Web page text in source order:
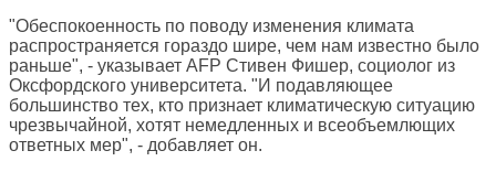
"Обеспокоенность по поводу изменения климата
распространяется гораздо шире, чем нам известно было
раньше", - указывает AFP Стивен Фишер, социолог из
Оксфордского университета. "И подавляющее
большинство тех, кто признает климатическую ситуацию
чрезвычайной, хотят немедленных и всеобъемлющих
ответных мер", - добавляет он.